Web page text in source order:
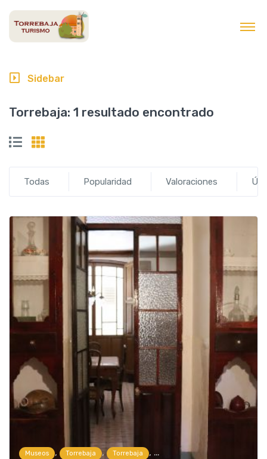
Torrebaja: 1 resultado encontrado
Todas Popularidad Valoraciones
Museos , Torrebaja , Torrebaja , Visitas guiadas y experiencias
Sidebar